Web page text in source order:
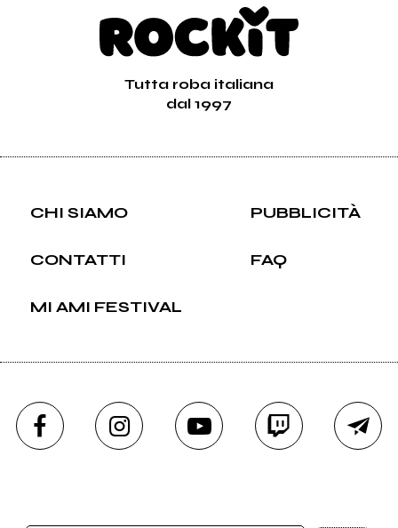
Tutta roba italiana
dal 1997
CHI SIAMO PUBBLICITÀ
CONTATTI FAQ
MI AMI FESTIVAL